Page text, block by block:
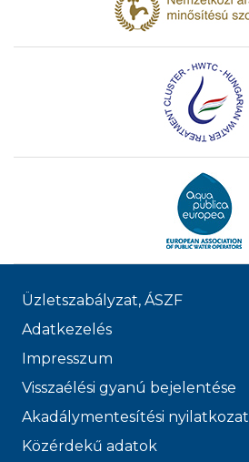
Üzletszabályzat, ÁSZF
Adatkezelés
Impresszum
Visszaélési gyanú bejelentése
Akadálymentesítési nyilatkozat
Közérdekű adatok